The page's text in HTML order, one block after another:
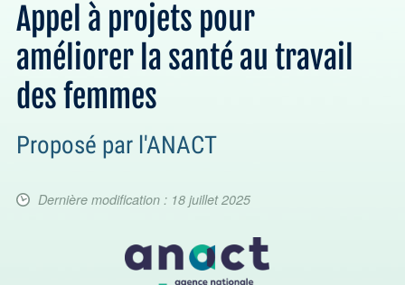
Appel à projets pour
améliorer la santé au travail
des femmes
Proposé par l'ANACT
Dernière modification : 18 juillet 2025